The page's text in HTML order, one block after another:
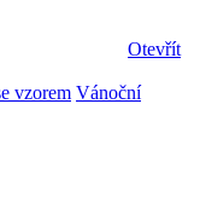
Otevřít
vzorem Vánoční